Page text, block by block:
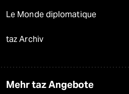
Le Monde diplomatique
taz Archiv
Mehr taz Angebote